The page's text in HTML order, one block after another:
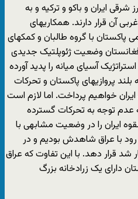
ایران و باکو و ترکیه و به
آن قرار دارند. همکاریهای
پاکستان با گروه طالبان و کمکهای
وضعیت ژئوپلتیک جدیدی
آسیای میانه را پدید آورده
پروازیهای پاکستان و تحرکات
خواهیم پرداخت. اما لازم است
عدم توجه به تحرکات گسترده
ایران را در وضعیت مشابهی با
با عراق شاهدش بودیم و در
قرار دهد. با این تفاوت که عراق
دارای یک زرادخانه بزرگ